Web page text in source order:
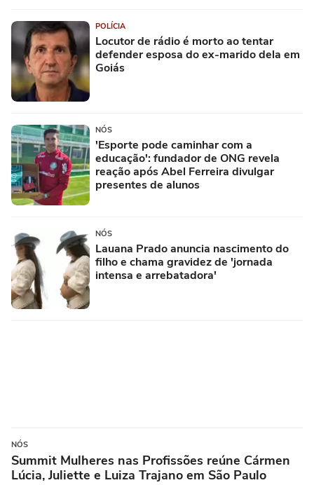
POLÍCIA
Locutor de rádio é morto ao tentar
defender esposa do ex-marido dela em
Goiás
NÓS
'Esporte pode caminhar com a
educação': fundador de ONG revela
reação após Abel Ferreira divulgar
presentes de alunos
NÓS
Lauana Prado anuncia nascimento do
filho e chama gravidez de 'jornada
intensa e arrebatadora'
NÓS
Summit Mulheres nas Profissões reúne Cármen
Lúcia, Juliette e Luiza Trajano em São Paulo